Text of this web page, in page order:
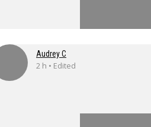
Audrey C
2 h • Edited